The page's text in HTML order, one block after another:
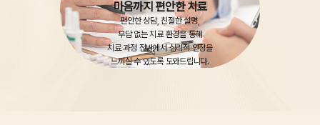
마음까지 편안한 치료
편안한 상담, 친절한 설명,
부담 없는 치료 환경을 통해
치료 과정 전반에서 심리적 안정을
느끼실 수 있도록 도와드립니다.